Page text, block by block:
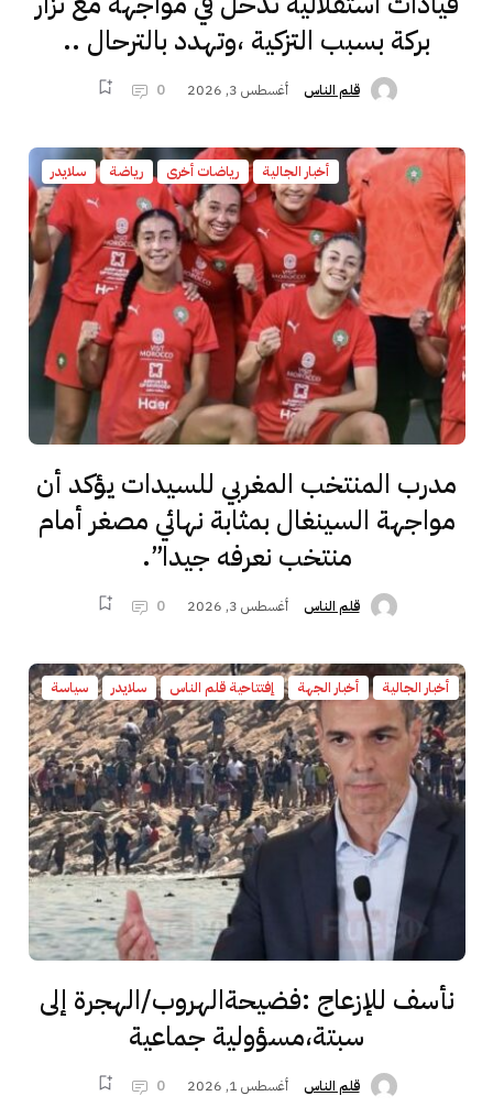
بركة بسبب التزكية ،وتهدد بالترحال ..
قلم الناس أغسطس 3, 2026 0
أخبار الجالية رياضات أخرى رياضة سلايدر
مدرب المنتخب المغربي للسيدات يؤكد أن
مواجهة السينغال بمثابة نهائي مصغر أمام
منتخب نعرفه جيدا”.
قلم الناس أغسطس 3, 2026 0
أخبار الجالية أخبار الجهة إفتتاحية قلم الناس سلايدر سياسة
نأسف للإزعاج :فضيحةالهروب/الهجرة إلى
سبتة،مسؤولية جماعية
قلم الناس أغسطس 1, 2026 0